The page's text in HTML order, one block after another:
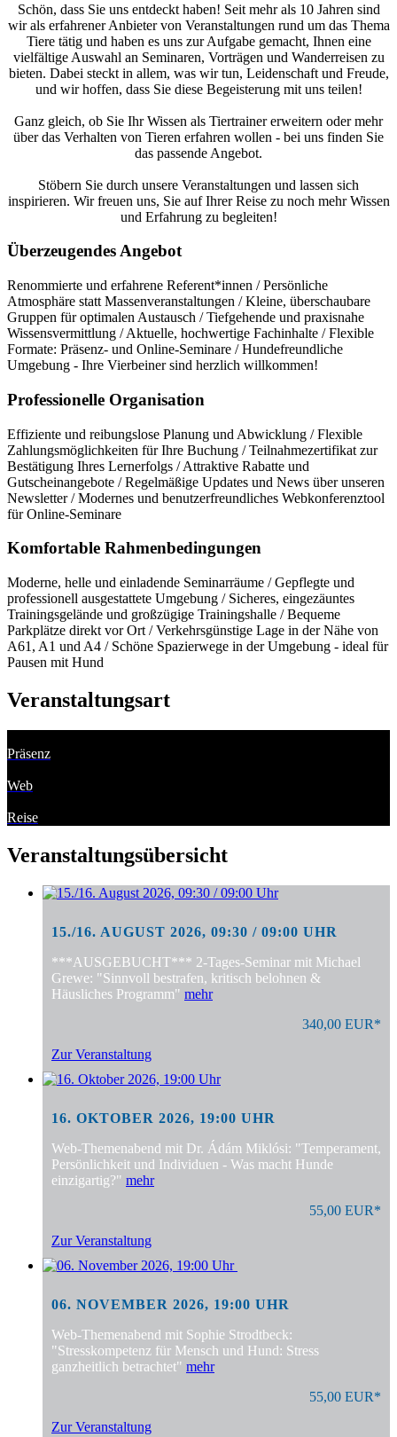
Schön, dass Sie uns entdeckt haben! Seit mehr als 10 Jahren sind
wir als erfahrener Anbieter von Veranstaltungen rund um das Thema
Tiere tätig und haben es uns zur Aufgabe gemacht, Ihnen eine
vielfältige Auswahl an Seminaren, Vorträgen und Wanderreisen zu
bieten. Dabei steckt in allem, was wir tun, Leidenschaft und Freude,
und wir hoffen, dass Sie diese Begeisterung mit uns teilen!
Ganz gleich, ob Sie Ihr Wissen als Tiertrainer erweitern oder mehr
über das Verhalten von Tieren erfahren wollen - bei uns finden Sie
das passende Angebot.
Stöbern Sie durch unsere Veranstaltungen und lassen sich
inspirieren. Wir freuen uns, Sie auf Ihrer Reise zu noch mehr Wissen
und Erfahrung zu begleiten!
Überzeugendes Angebot
Renommierte und erfahrene Referent*innen / Persönliche
Atmosphäre statt Massenveranstaltungen / Kleine, überschaubare
Gruppen für optimalen Austausch / Tiefgehende und praxisnahe
Wissensvermittlung / Aktuelle, hochwertige Fachinhalte / Flexible
Formate: Präsenz- und Online-Seminare / Hundefreundliche
Umgebung - Ihre Vierbeiner sind herzlich willkommen!
Professionelle Organisation
Effiziente und reibungslose Planung und Abwicklung / Flexible
Zahlungsmöglichkeiten für Ihre Buchung / Teilnahmezertifikat zur
Bestätigung Ihres Lernerfolgs / Attraktive Rabatte und
Gutscheinangebote / Regelmäßige Updates und News über unseren
Newsletter / Modernes und benutzerfreundliches Webkonferenztool
für Online-Seminare
Komfortable Rahmenbedingungen
Moderne, helle und einladende Seminarräume / Gepflegte und
professionell ausgestattete Umgebung / Sicheres, eingezäuntes
Trainingsgelände und großzügige Trainingshalle / Bequeme
Parkplätze direkt vor Ort / Verkehrsgünstige Lage in der Nähe von
A61, A1 und A4 / Schöne Spazierwege in der Umgebung - ideal für
Pausen mit Hund
Veranstaltungsart
Präsenz
Web
Reise
Veranstaltungsübersicht
15./16. AUGUST 2026, 09:30 / 09:00 UHR
***AUSGEBUCHT*** 2-Tages-Seminar mit Michael
Grewe: "Sinnvoll bestrafen, kritisch belohnen &
Häusliches Programm" mehr
340,00 EUR*
Zur Veranstaltung
16. OKTOBER 2026, 19:00 UHR
Web-Themenabend mit Dr. Ádám Miklósi: "Temperament,
Persönlichkeit und Individuen - Was macht Hunde
einzigartig?" mehr
55,00 EUR*
Zur Veranstaltung
06. NOVEMBER 2026, 19:00 UHR
Web-Themenabend mit Sophie Strodtbeck:
"Stresskompetenz für Mensch und Hund: Stress
ganzheitlich betrachtet" mehr
55,00 EUR*
Zur Veranstaltung